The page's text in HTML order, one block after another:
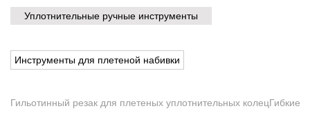
Уплотнительные ручные инструменты
Инструменты для плетеной набивки
Гильотинный резак для плетеных уплотнительных колецГибкие